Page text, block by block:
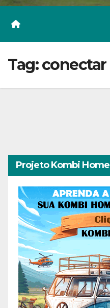
Tag:conectar
Projeto Kombi Home